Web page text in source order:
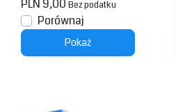
PLN 9,00 Bez podatku
Porównaj
Pokaż